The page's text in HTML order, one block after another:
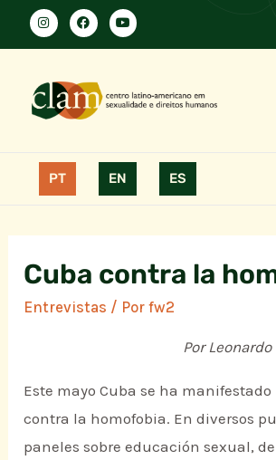
PT EN ES
Cuba contra la
Entrevistas / Porfw2
Por
Este mayo Cuba se ha
contra la homofobia. En diversos
paneles sobre educación sexual,